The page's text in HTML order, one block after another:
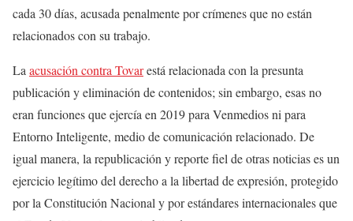
cada 30 días, acusada penalmente por crímenes que no están
relacionados con su trabajo.
La acusación contra Tovarestá relacionada con la presunta
publicación y eliminación de contenidos; sin embargo, esas no
eran funciones que ejercía en 2019 para Venmedios ni para
Entorno Inteligente, medio de comunicación relacionado. De
igual manera, la republicación y reporte fiel de otras noticias es un
ejercicio legítimo del derecho a la libertad de expresión, protegido
por la Constitución Nacional y por estándares internacionales que